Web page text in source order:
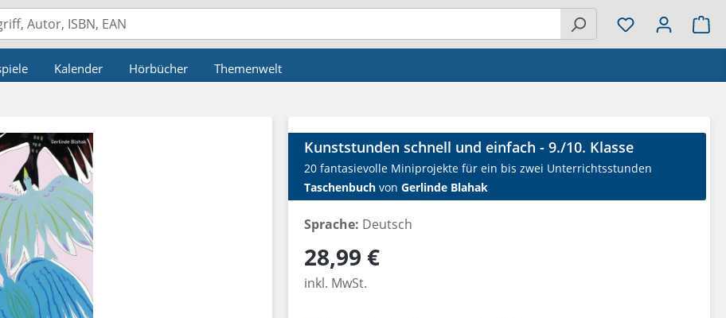
Kalender Hörbücher Themenwelt
Kunststunden schnell und einfach - 9./10. Klasse
20 fantasievolle Miniprojekte für ein bis zwei Unterrichtsstunden
Taschenbuch von Gerlinde Blahak
Sprache: Deutsch
Regulärer Preis:
28,99 €
inkl. MwSt.